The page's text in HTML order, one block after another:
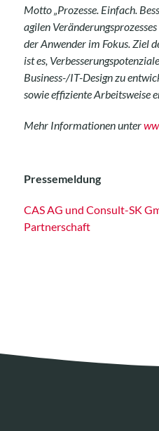
Motto „Prozesse. Einfach.
agilen
der Anwender im Fokus. Ziel
ist es,
Business-/IT-Design zu
sowie effiziente Arbeitsweise
Mehr Informationen unter
Pressemeldung
CAS AG und Consult-SK
Partnerschaft